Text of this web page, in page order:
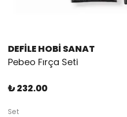
DEFİLE HOBİ SANAT
Pebeo Fırça Seti
₺ 232.00
Set